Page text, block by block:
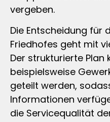
vergeben.
Die Entscheidung für
Friedhofes geht mit
Der strukturierte Plan
beispielsweise
geteilt werden,
Informationen
die Servicequalität